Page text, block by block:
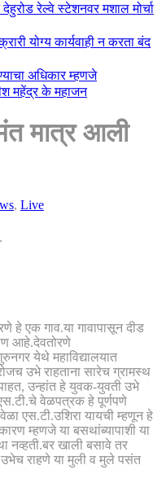
रेल्वे स्टेशनवर मशाल मोर्चा
योग्य कार्यवाही न करता बंद
अधिकार म्हणजे
महेंद्र के महाजन
मात्र आली
, Live
हे एक गाव.या गावापासून दीड
आहे.देवतोरणे
येथे महाविद्यालयात
उभे राहताना सारेच ग्रामस्थ
उन्हांत हे युवक-युवती उभे
वेळपत्रक हे पूर्णपणे
एस.टी.उशिरा यायची म्हणून हे
म्हणजे या बसथांब्यापाशी या
नव्हती.बर खाली बसावे तर
उभेच राहणे या मुली व मुले पसंत